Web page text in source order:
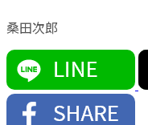
桑田次郎